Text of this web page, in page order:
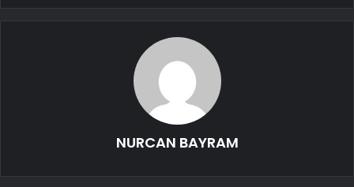
NURCAN BAYRAM